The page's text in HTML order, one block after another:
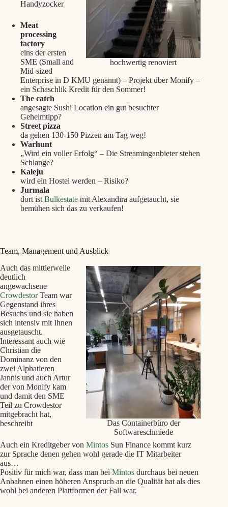
hochwertig renoviert
Handyzocker
Meat
processing
factory
eins der ersten
SME (Small and
Mid-sized
Enterprise in D KMU genannt) – Projekt über Monify –
ein Schaschlik Kredit für den Sommer!
The catch
angesagte Sushi Location ein gut besuchter
Geheimtipp?
Street pizza
da gehen 130-150 Pizzen am Tag weg!
Warhunt
„Wird ein voller Erfolg“ – Die Streaminganbieter stehen
Schlange?
Kaleju
wird ein Hostel werden – Risiko?
Jurmala
dort ist Bulkestate mit Alexandira aufgetaucht, sie
bemühen sich das zu verkaufen!
Team, Management und Ausblick
Das Containerbüro der
Softwareschmiede
Auch das mittlerweile
deutlich
angewachsene
CrowdestorTeam war
Gegenstand ihres
Besuchs und sie haben
sich intensiv mit Ihnen
ausgetauscht.
Interessant auch wie
Christian die
Dominanz von den
zwei Alphatieren
Jannis und auch Artur
der von Monify kam
und damit den SME
Teil zu Crowdestor
mitgebracht hat,
beschreibt
Auch ein Kreditgeber von Mintos Sun Finance kommt kurz
zur Sprache denen gehen wohl gerade die IT Mitarbeiter
aus…
Positiv für mich war, dass man bei Mintos durchaus bei neuen
Anbahnen einen höheren Anspruch an die Qualität hat als dies
wohl bei anderen Plattformen der Fall war.